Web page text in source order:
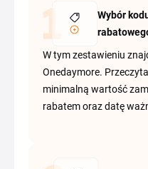
Wybór
W tym zestawieniu
Onedaymore.
minimalną wartość
rabatem oraz datę